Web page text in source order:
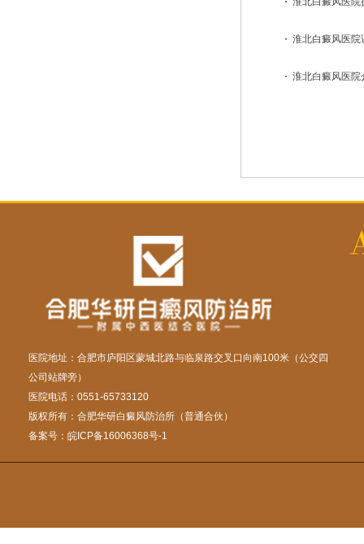
淮北白癜风医院
淮北白癜风医院
医院地址：合肥市庐阳区蒙城北路与临泉路交叉口向南100米（公交四
公司站牌旁）
医院电话：0551-65733120
版权所有：合肥华研白癜风防治所（普通合伙）
备案号： 皖ICP备16006368号-1